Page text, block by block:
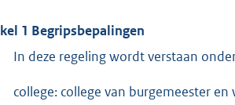
1 Begripsbepalingen
In deze regeling wordt verstaan
college: college van burgemeester